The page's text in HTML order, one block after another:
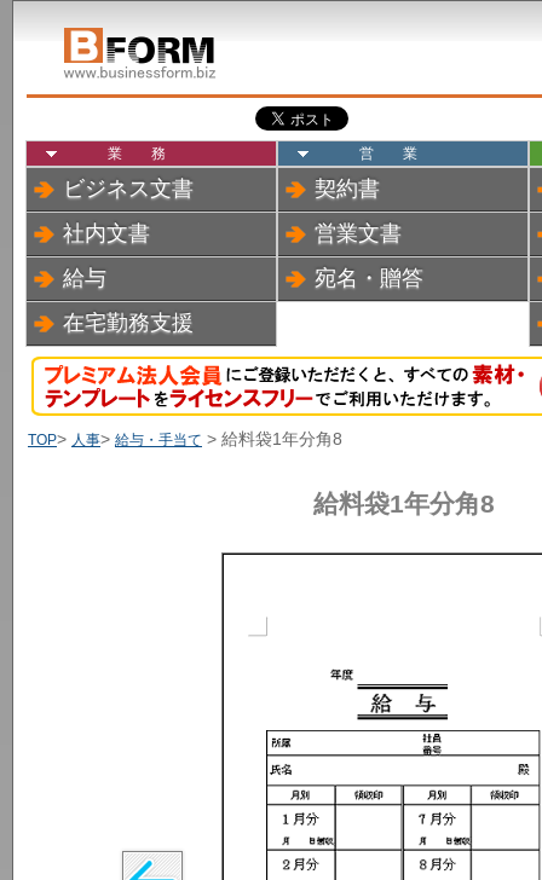
業務
ビジネス文書
社内文書
給与
在宅勤務支援
営業
契約書
営業文書
宛名・贈答
TOP> 人事> 給与・手当て > 給料袋1年分角8
給料袋1年分角8